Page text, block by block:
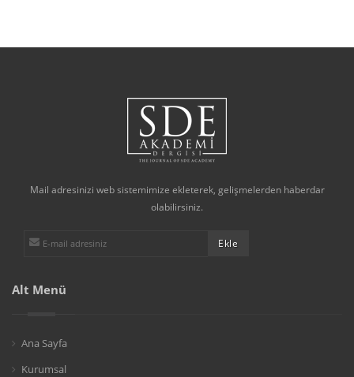
Mail adresinizi web sistemimize ekleterek, gelişmelerden haberdar
olabilirsiniz.
Alt Menü
Ana Sayfa
Kurumsal